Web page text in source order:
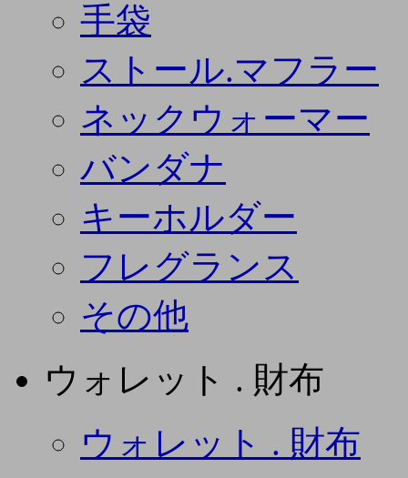
手袋
ストール.マフラー
ネックウォーマー
バンダナ
キーホルダー
フレグランス
その他
ウォレット . 財布
ウォレット . 財布